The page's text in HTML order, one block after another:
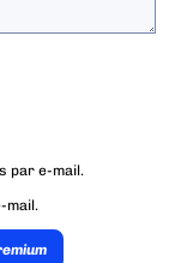
par e-mail.
mail.